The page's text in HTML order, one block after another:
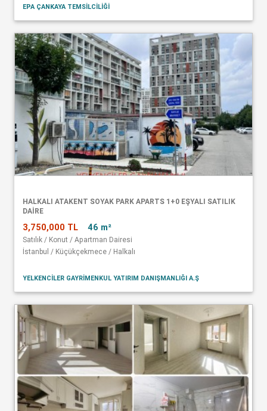
EPA ÇANKAYA TEMSİLCİLİĞİ
HALKALI ATAKENT SOYAK PARK APARTS 1+0 EŞYALI SATILIK
DAİRE
3,750,000 TL 46 m²
Satılık / Konut / Apartman Dairesi
İstanbul / Küçükçekmece / Halkalı
YELKENCİLER GAYRİMENKUL YATIRIM DANIŞMANLIĞI A.Ş